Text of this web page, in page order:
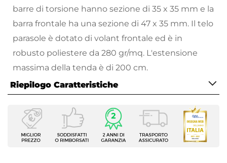
barre di torsione hanno sezione di 35 x 35 mm e la
barra frontale ha una sezione di 47 x 35 mm. Il telo
parasole è dotato di volant frontale ed è in
robusto poliestere da 280 gr/mq. L'estensione
massima della tenda è di 200 cm.
La tenda avvolgibile parasole
schermatura di infissi e fiori da terrazzo
Riepilogo Caratteristiche
Caratteristiche
Tipologia
Tenda con bracci estensibili